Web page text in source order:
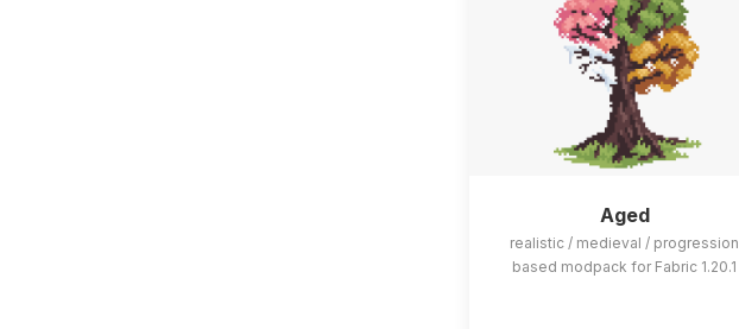
Aged
realistic / medieval / progression
based modpack for Fabric 1.20.1